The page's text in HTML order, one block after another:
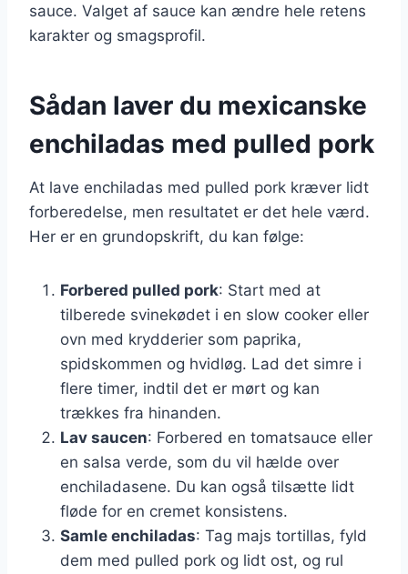
sauce. Valget af sauce kan ændre hele retens
karakter og smagsprofil.
Sådan laver du mexicanske
enchiladas med pulled pork
At lave enchiladas med pulled pork kræver lidt
forberedelse, men resultatet er det hele værd.
Her er en grundopskrift, du kan følge:
Forbered pulled pork: Start med at
tilberede svinekødet i en slow cooker eller
ovn med krydderier som paprika,
spidskommen og hvidløg. Lad det simre i
flere timer, indtil det er mørt og kan
trækkes fra hinanden.
Lav saucen: Forbered en tomatsauce eller
en salsa verde, som du vil hælde over
enchiladasene. Du kan også tilsætte lidt
fløde for en cremet konsistens.
Samle enchiladas: Tag majs tortillas, fyld
dem med pulled pork og lidt ost, og rul